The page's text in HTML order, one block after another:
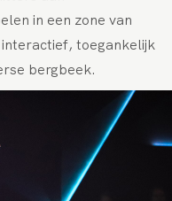
in een zone van
toegankelijk
bergbeek.